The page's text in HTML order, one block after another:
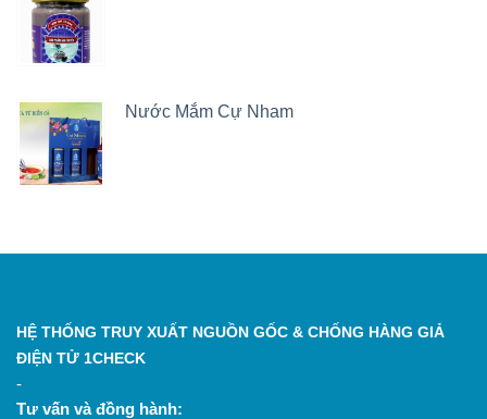
Nước Mắm Cự Nham
HỆ THỐNG TRUY XUẤT NGUỒN GỐC & CHỐNG HÀNG GIẢ
ĐIỆN TỬ 1CHECK
-
Tư vấn và đồng hành: